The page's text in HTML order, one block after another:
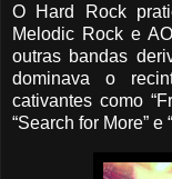
O Hard Rock
Melodic Rock e
outras bandas
dominava o
cativantes como
“Search for More” e